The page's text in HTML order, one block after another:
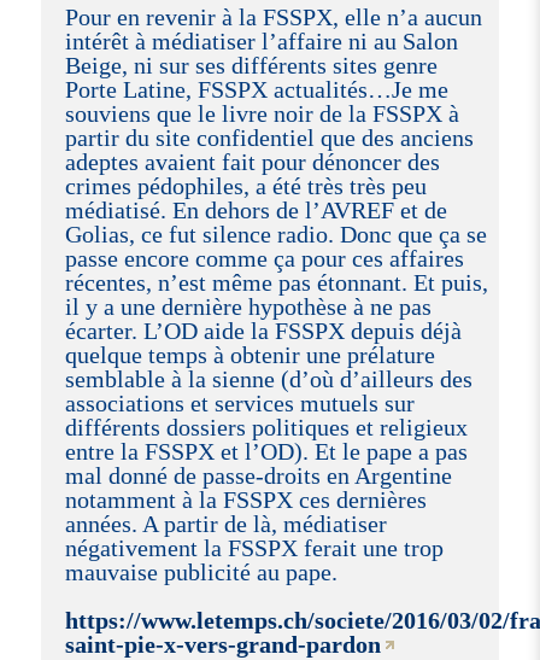
Pour en revenir à la FSSPX, elle n’a aucun
intérêt à médiatiser l’affaire ni au Salon
Beige, ni sur ses différents sites genre
Porte Latine, FSSPX actualités…Je me
souviens que le livre noir de la FSSPX à
partir du site confidentiel que des anciens
adeptes avaient fait pour dénoncer des
crimes pédophiles, a été très très peu
médiatisé. En dehors de l’AVREF et de
Golias, ce fut silence radio. Donc que ça se
passe encore comme ça pour ces affaires
récentes, n’est même pas étonnant. Et puis,
il y a une dernière hypothèse à ne pas
écarter. L’OD aide la FSSPX depuis déjà
quelque temps à obtenir une prélature
semblable à la sienne (d’où d’ailleurs des
associations et services mutuels sur
différents dossiers politiques et religieux
entre la FSSPX et l’OD). Et le pape a pas
mal donné de passe-droits en Argentine
notamment à la FSSPX ces dernières
années. A partir de là, médiatiser
négativement la FSSPX ferait une trop
mauvaise publicité au pape.
https://www.letemps.ch/societe/2016/03/02/
saint-pie-x-vers-grand-pardon